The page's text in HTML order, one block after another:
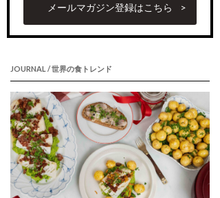
メールマガジン登録はこちら
JOURNAL / 世界の食トレンド